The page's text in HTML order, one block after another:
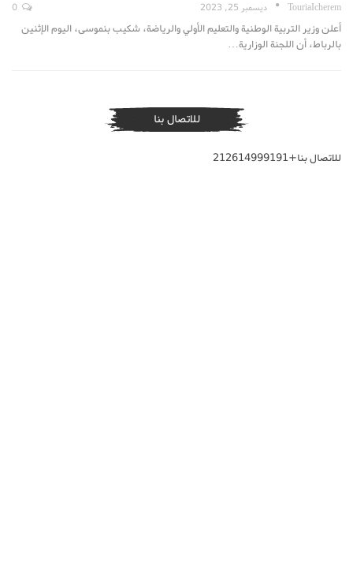
TouriaIcherem ديسمبر 25, 2023
أعلن وزير التربية الوطنية والتعليم الأولي والرياضة، شكيب بنموسى، اليوم الإثنين
بالرباط، أن اللجنة الوزارية…
للاتصال بنا
للاتصال بنا+212614999191